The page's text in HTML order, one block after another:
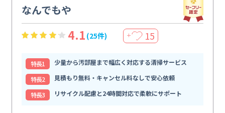
なんでもや
4.1 (25件) ＋ 15
特⻑1
少量から汚部屋まで幅広く対応する清掃サービス
特⻑2
見積もり無料・キャンセル料なしで安心依頼
特⻑3
リサイクル配慮と24時間対応で柔軟にサポート